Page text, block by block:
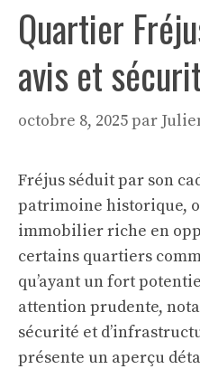
Quartier
avis et
octobre 8, 2025par
Fréjus séduit par son
patrimoine historique,
immobilier riche en
certains quartiers
qu’ayant un fort
attention prudente,
sécurité et
présente un aperçu